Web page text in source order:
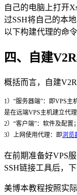
自己的电脑上打开
过SSH将自己的本
以下构建代理的命
四、自建
概括而言，自建
1）“服务器端”：即VPS
是在远端VPS主机建立代理
2）“客户端”：软件及配置
3）上网使用代理：即浏览
在前期准备好VPS
SSH链接工具后，
美博本教程按照实